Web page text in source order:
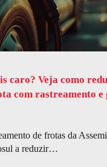
caro? Veja como
com rastreamento e
de frotas da
a reduzir…